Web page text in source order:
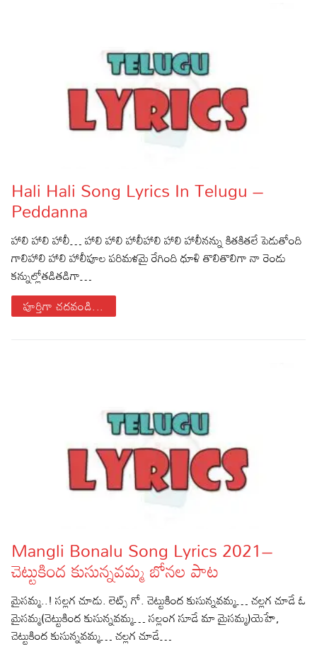
Hali Hali Song Lyrics In Telugu –
Peddanna
హాలి హాలి హాలీ… హాలి హాలి హాలీహాలి హాలి హాలీనన్ను కితకితలే పెడుతోంది
గాలిహాలి హాలి హాలీపూల పరిమళమై రేగింది ధూళి తొలితొలిగా నా రెండు
కన్నుల్లోతడితడిగా…
పూర్తిగా చదవండి...
Mangli Bonalu Song Lyrics 2021–
చెట్టుకింద కుసున్నవమ్మ బోనల పాట
మైసమ్మ..! సల్లగ చూడు. లెట్స్ గో. చెట్టుకింద కుసున్నవమ్మ… చల్లగ చూడే ఓ
మైసమ్మ(చెట్టుకింద కుసున్నవమ్మ… సల్లంగ సూడే మా మైసమ్మ)యెహే,
చెట్టుకింద కుసున్నవమ్మ… చల్లగ చూడే…